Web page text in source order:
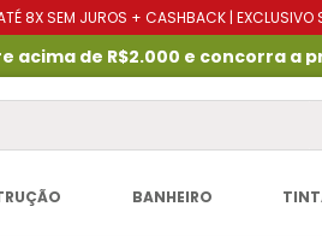
8X SEM JUROS + CASHBACK | EXCLUSIVO
acima de R$2.000 e concorra a
BANHEIRO